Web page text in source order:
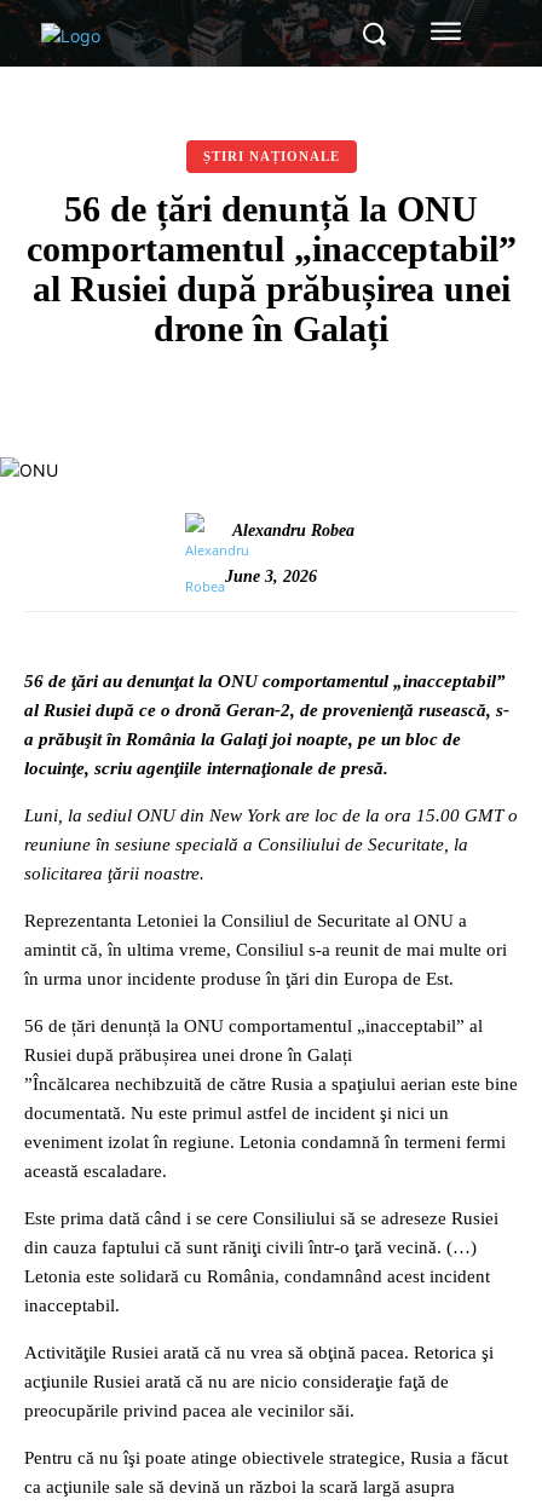
ȘTIRI NAȚIONALE
56 de țări denunță la ONU
comportamentul „inacceptabil”
al Rusiei după prăbușirea unei
drone în Galați
Alexandru Robea
June 3, 2026
56 de ţări au denunţat la ONU comportamentul „inacceptabil”
al Rusiei după ce o dronă Geran-2, de provenienţă rusească, s-
a prăbuşit în România la Galaţi joi noapte, pe un bloc de
locuinţe, scriu agenţiile internaţionale de presă.
Luni, la sediul ONU din New York are loc de la ora 15.00 GMT o
reuniune în sesiune specială a Consiliului de Securitate, la
solicitarea ţării noastre.
Reprezentanta Letoniei la Consiliul de Securitate al ONU a
amintit că, în ultima vreme, Consiliul s-a reunit de mai multe ori
în urma unor incidente produse în ţări din Europa de Est.
56 de țări denunță la ONU comportamentul „inacceptabil” al
Rusiei după prăbușirea unei drone în Galați
”Încălcarea nechibzuită de către Rusia a spaţiului aerian este bine
documentată. Nu este primul astfel de incident şi nici un
eveniment izolat în regiune. Letonia condamnă în termeni fermi
această escaladare.
Este prima dată când i se cere Consiliului să se adreseze Rusiei
din cauza faptului că sunt răniţi civili într-o ţară vecină. (…)
Letonia este solidară cu România, condamnând acest incident
inacceptabil.
Activităţile Rusiei arată că nu vrea să obţină pacea. Retorica şi
acţiunile Rusiei arată că nu are nicio consideraţie faţă de
preocupările privind pacea ale vecinilor săi.
Pentru că nu îşi poate atinge obiectivele strategice, Rusia a făcut
ca acţiunile sale să devină un război la scară largă asupra